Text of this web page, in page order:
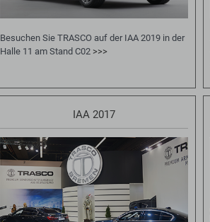
Besuchen Sie TRASCO auf der IAA 2019 in der
Halle 11 am Stand C02 >>>
IAA 2017